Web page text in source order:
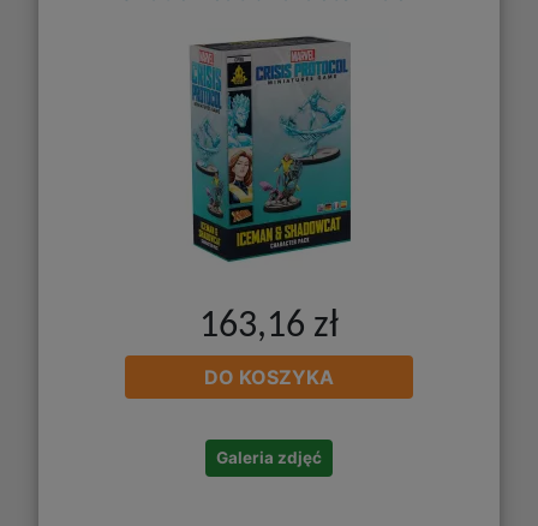
163,16 zł
DO KOSZYKA
Galeria zdjęć